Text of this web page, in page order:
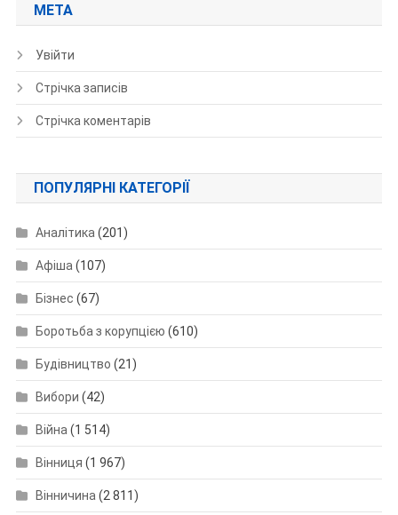
МЕТА
Увійти
Стрічка записів
Стрічка коментарів
ПОПУЛЯРНІ КАТЕГОРІЇ
Аналітика (201)
Афіша (107)
Бізнес (67)
Боротьба з корупцією (610)
Будівництво (21)
Вибори (42)
Війна (1 514)
Вінниця (1 967)
Вінничина (2 811)